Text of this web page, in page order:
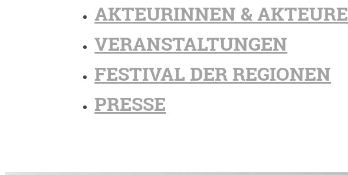
AKTEURINNEN & AKTEURE
VERANSTALTUNGEN
FESTIVAL DER REGIONEN
PRESSE